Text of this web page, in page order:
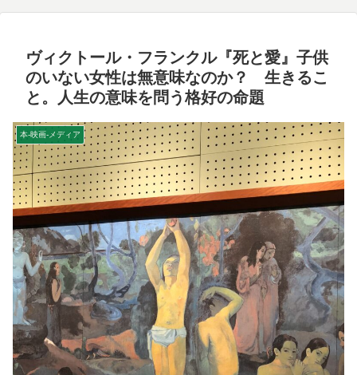
ヴィクトール・フランクル『死と愛』子供
のいない女性は無意味なのか？ 生きるこ
と。人生の意味を問う格好の命題
本-映画-メディア